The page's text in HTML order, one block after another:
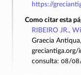
https://
Como citar esta
RIBEIRO JR.,
Graecia
greciantiga.org/
consulta: 08/